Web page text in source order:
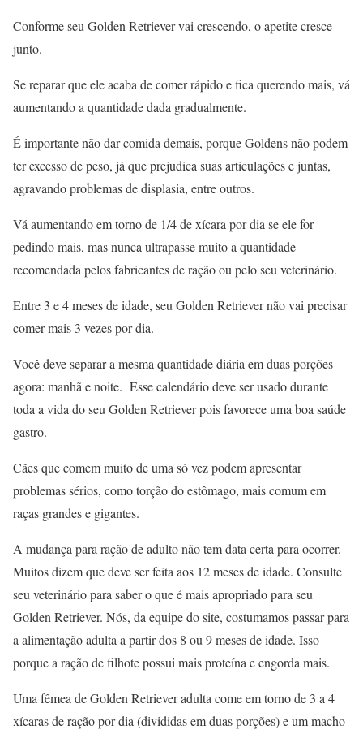
Conforme seu Golden Retriever vai crescendo, o apetite cresce
junto.
Se reparar que ele acaba de comer rápido e fica querendo mais, vá
aumentando a quantidade dada gradualmente.
É importante não dar comida demais, porque Goldens não podem
ter excesso de peso, já que prejudica suas articulações e juntas,
agravando problemas de displasia, entre outros.
Vá aumentando em torno de 1/4 de xí­cara por dia se ele for
pedindo mais, mas nunca ultrapasse muito a quantidade
recomendada pelos fabricantes de ração ou pelo seu veterinário.
Entre 3 e 4 meses de idade, seu Golden Retriever não vai precisar
comer mais 3 vezes por dia.
Você deve separar a mesma quantidade diária em duas porções
agora: manhã e noite. Esse calendário deve ser usado durante
toda a vida do seu Golden Retriever pois favorece uma boa saúde
gastro.
Cães que comem muito de uma só vez podem apresentar
problemas sérios, como torção do estômago, mais comum em
raças grandes e gigantes.
A mudança para ração de adulto não tem data certa para ocorrer.
Muitos dizem que deve ser feita aos 12 meses de idade. Consulte
seu veterinário para saber o que é mais apropriado para seu
Golden Retriever. Nós, da equipe do site, costumamos passar para
a alimentação adulta a partir dos 8 ou 9 meses de idade. Isso
porque a ração de filhote possui mais proteína e engorda mais.
Uma fêmea de Golden Retriever adulta come em torno de 3 a 4
xícaras de ração por dia (divididas em duas porções) e um macho